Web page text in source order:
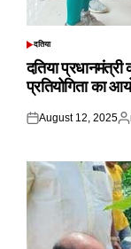
POSTED
दतिया
दतिया
प्रतियोगिता का
Posted
August 12, 2025